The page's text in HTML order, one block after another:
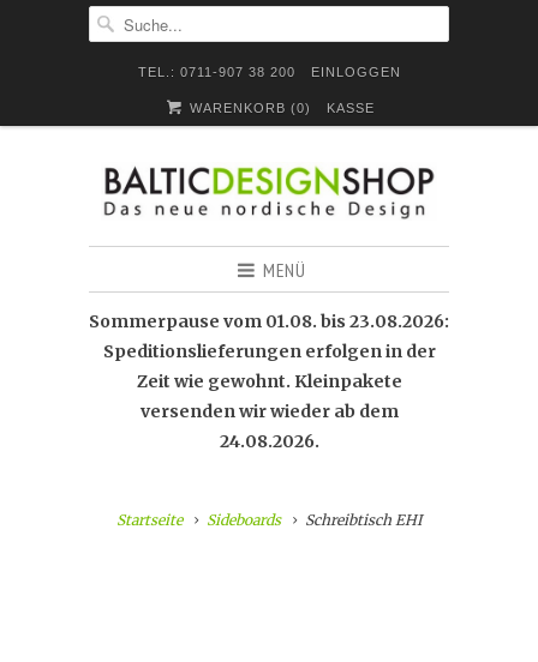
TEL.: 0711-907 38 200 EINLOGGEN
WARENKORB (0) KASSE
MENÜ
Sommerpause vom 01.08. bis 23.08.2026:
Speditionslieferungen erfolgen in der
Zeit wie gewohnt. Kleinpakete
versenden wir wieder ab dem
24.08.2026.
Startseite Sideboards Schreibtisch EHI